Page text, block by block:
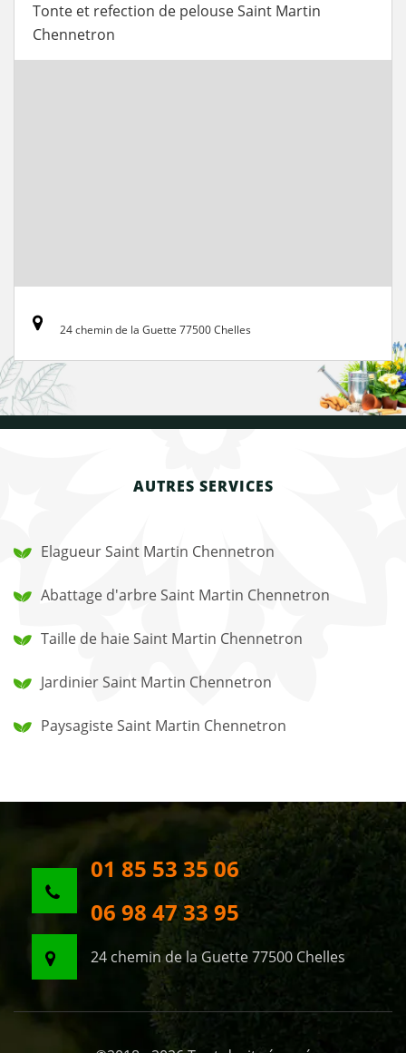
Tonte et refection de pelouse Saint Martin
Chennetron
24 chemin de la Guette 77500 Chelles
AUTRES SERVICES
Elagueur Saint Martin Chennetron
Abattage d'arbre Saint Martin Chennetron
Taille de haie Saint Martin Chennetron
Jardinier Saint Martin Chennetron
Paysagiste Saint Martin Chennetron
01 85 53 35 06
06 98 47 33 95
24 chemin de la Guette 77500 Chelles